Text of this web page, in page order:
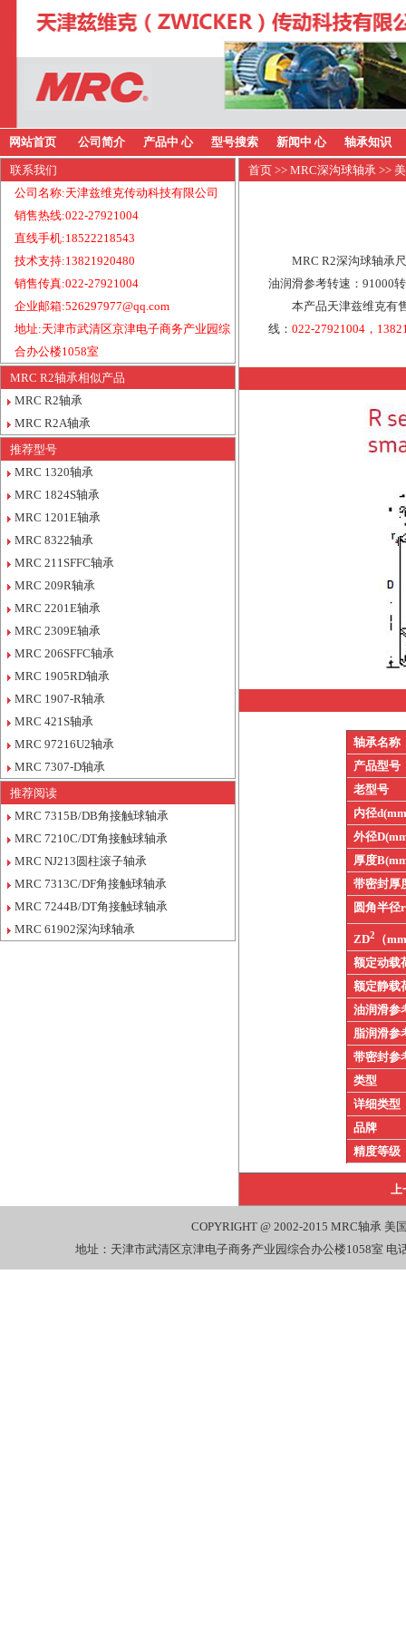
网站首页 公司简介 产品中 心 型号搜索 新闻中 心 轴承知识
联系我们
公司名称:天津兹维克传动科技有限公司
销售热线:022-27921004
直线手机:18522218543
技术支持:13821920480
销售传真:022-27921004
企业邮箱:526297977@qq.com
地址:天津市武清区京津电子商务产业园综
合办公楼1058室
MRC R2轴承相似产品
MRC R2轴承
MRC R2A轴承
推荐型号
MRC 1320轴承
MRC 1824S轴承
MRC 1201E轴承
MRC 8322轴承
MRC 211SFFC轴承
MRC 209R轴承
MRC 2201E轴承
MRC 2309E轴承
MRC 206SFFC轴承
MRC 1905RD轴承
MRC 1907-R轴承
MRC 421S轴承
MRC 97216U2轴承
MRC 7307-D轴承
推荐阅读
MRC 7315B/DB角接触球轴承
MRC 7210C/DT角接触球轴承
MRC NJ213圆柱滚子轴承
MRC 7313C/DF角接触球轴承
MRC 7244B/DT角接触球轴承
MRC 61902深沟球轴承
首页 >> MRC深沟球轴承 >>
MRC R2深沟球轴承
油润滑参考转速：91000
本产品天津兹维克有
线：022-27921004，
轴承名称
产品型号
老型号
内径
外径
厚度
带密封厚
圆角半径r
ZD2
（
额定动载
额定静载
油润滑参
脂润滑参
带密封参
类型
详细类型
品牌
精度等级
上
COPYRIGHT @ 2002-2015 MRC轴承 美
地址：天津市武清区京津电子商务产业园综合办公楼1058室 电